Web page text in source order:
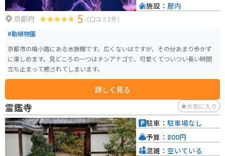
京都府 5 （口コミ1件）
#動植物園
京都市の梅小路にある水族館です。広くないはですが、その分あまり歩かず
に楽しめます。見どころの一つはチンアナゴで、可愛くてついつい長い時間
立ち止まって癒されてしまいます。
詳しく見る
施設： 屋内
霊鑑寺 お気に入り
駐車： 駐車場なし
予算： 800円
混雑： 空いている